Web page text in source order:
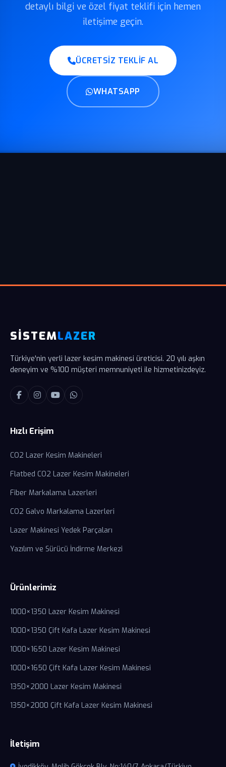
detaylı bilgi ve özel fiyat teklifi için hemen
iletişime geçin.
ÜCRETSIZ TEKLIF AL
WHATSAPP
SİSTEMLAZER
Türkiye'nin yerli lazer kesim makinesi üreticisi. 20 yılı aşkın
deneyim ve %100 müşteri memnuniyeti ile hizmetinizdeyiz.
Hızlı Erişim
CO2 Lazer Kesim Makineleri
Flatbed CO2 Lazer Kesim Makineleri
Fiber Markalama Lazerleri
CO2 Galvo Markalama Lazerleri
Lazer Makinesi Yedek Parçaları
Yazılım ve Sürücü İndirme Merkezi
Ürünlerimiz
1000×1350 Lazer Kesim Makinesi
1000×1350 Çift Kafa Lazer Kesim Makinesi
1000×1650 Lazer Kesim Makinesi
1000×1650 Çift Kafa Lazer Kesim Makinesi
1350×2000 Lazer Kesim Makinesi
1350×2000 Çift Kafa Lazer Kesim Makinesi
İletişim